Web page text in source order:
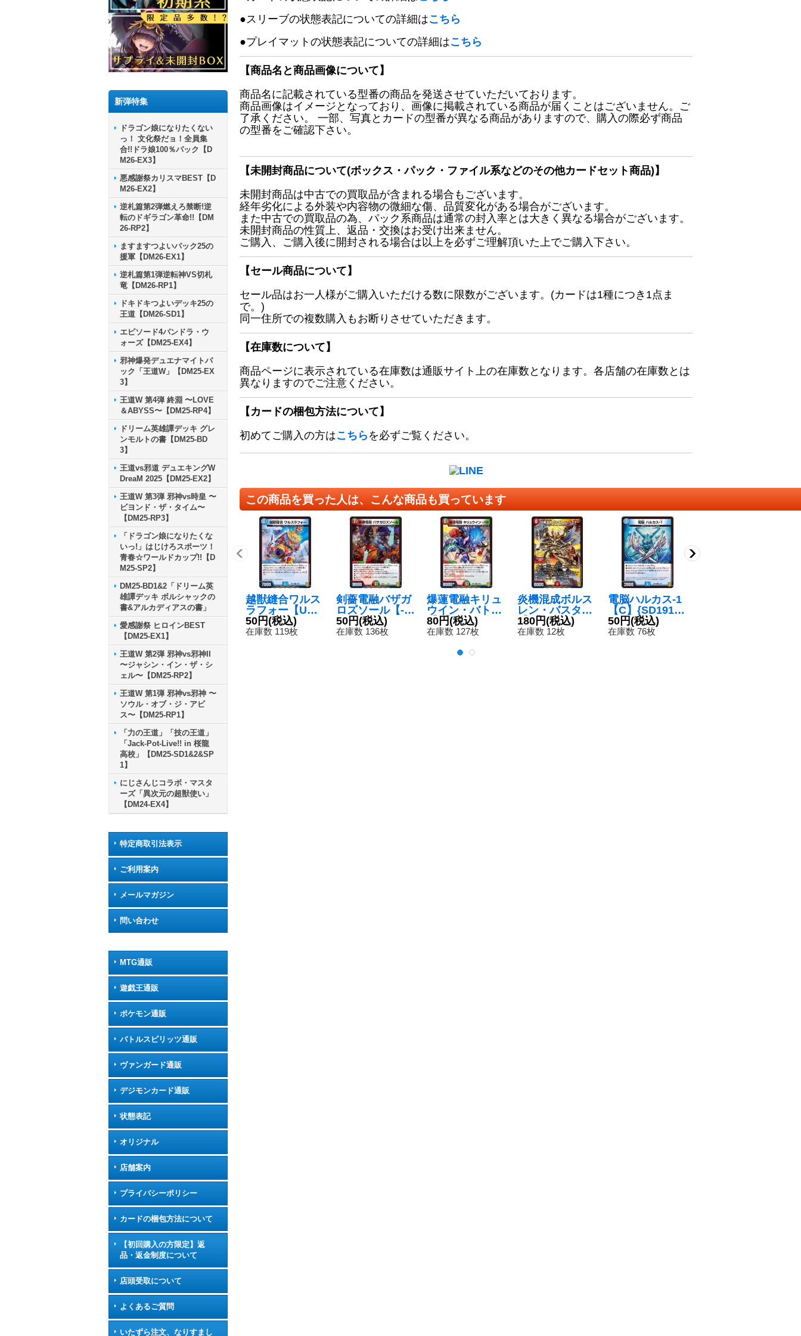
新弾特集
ドラゴン娘になりたくない
っ！ 文化祭だョ！全員集
合!!ドラ娘100％パック【D
M26-EX3】
悪感謝祭カリスマBEST【D
M26-EX2】
逆札篇第2弾燃えろ禁断!逆
転のドギラゴン革命!!【DM
26-RP2】
ますますつよいパック25の
援軍【DM26-EX1】
逆札篇第1弾逆転神VS切札
竜【DM26-RP1】
ドキドキつよいデッキ25の
王道【DM26-SD1】
エピソード4パンドラ・ウ
ォーズ【DM25-EX4】
邪神爆発デュエナマイトパ
ック「王道W」【DM25-EX
3】
王道W 第4弾 終淵 〜LOVE
＆ABYSS〜【DM25-RP4】
ドリーム英雄譚デッキ グレ
ンモルトの書【DM25-BD
3】
王道vs邪道 デュエキングW
DreaM 2025【DM25-EX2】
王道W 第3弾 邪神vs時皇 〜
ビヨンド・ザ・タイム〜
【DM25-RP3】
「ドラゴン娘になりたくな
いっ!」はじけろスポーツ！
青春☆ワールドカップ!!【D
M25-SP2】
DM25-BD1&2「ドリーム英
雄譚デッキ ボルシャックの
書&アルカディアスの書」
愛感謝祭 ヒロインBEST
【DM25-EX1】
王道W 第2弾 邪神vs邪神II
〜ジャシン・イン・ザ・シ
ェル〜【DM25-RP2】
王道W 第1弾 邪神vs邪神 〜
ソウル・オブ・ジ・アビ
ス〜【DM25-RP1】
「力の王道」「技の王道」
「Jack-Pot-Live!! in 桜龍
高校」【DM25-SD1&2&SP
1】
にじさんじコラボ・マスタ
ーズ「異次元の超獣使い」
【DM24-EX4】
特定商取引法表示
ご利用案内
メールマガジン
問い合わせ
MTG通販
遊戯王通販
ポケモン通販
バトルスピリッツ通販
ヴァンガード通販
デジモンカード通販
状態表記
オリジナル
店舗案内
プライバシーポリシー
カードの梱包方法について
【初回購入の方限定】返
品・返金制度について
店頭受取について
よくあるご質問
いたずら注文、なりすまし
●スリーブの状態表記についての詳細はこちら
●プレイマットの状態表記についての詳細はこちら
【商品名と商品画像について】
商品名に記載されている型番の商品を発送させていただいております。
商品画像はイメージとなっており、画像に掲載されている商品が届くことはございません。ご
了承ください。 一部、写真とカードの型番が異なる商品がありますので、購入の際必ず商品
の型番をご確認下さい。
【未開封商品について(ボックス・パック・ファイル系などのその他カードセット商品)】
未開封商品は中古での買取品が含まれる場合もございます。
経年劣化による外装や内容物の微細な傷、品質変化がある場合がございます。
また中古での買取品の為、パック系商品は通常の封入率とは大きく異なる場合がございます。
未開封商品の性質上、返品・交換はお受け出来ません。
ご購入、ご購入後に開封される場合は以上を必ずご理解頂いた上でご購入下さい。
【セール商品について】
セール品はお一人様がご購入いただける数に限数がございます。(カードは1種につき1点ま
で。)
同一住所での複数購入もお断りさせていただきます。
【在庫数について】
商品ページに表示されている在庫数は通販サイト上の在庫数となります。各店舗の在庫数とは
異なりますのでご注意ください。
【カードの梱包方法について】
初めてご購入の方はこちら を必ずご覧ください。
この商品を買った人は、こんな商品も買っています
越獣縫合ワルス
ラフォー【U】
{RP1933/95}
《水》
50円(税込)
在庫数 119枚
剣薔電融バザガ
ロズソール【-】
{SD195/15}
《多》
50円(税込)
在庫数 136枚
爆蓮電融キリュ
ウイン・バト
【R】{RP1927/
95}《多》
80円(税込)
在庫数 127枚
炎機混成ボルス
レン・バスター
【R】{P8/Y20}
《火》
180円(税込)
在庫数 12枚
電脳ハルカス-1
【C】{SD1913/
15}《水》
50円(税込)
在庫数 76枚